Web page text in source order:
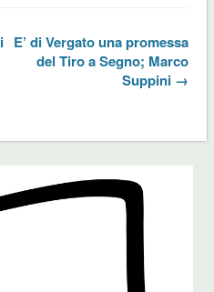
E’ di Vergato una promessa
del Tiro a Segno; Marco
Suppini →